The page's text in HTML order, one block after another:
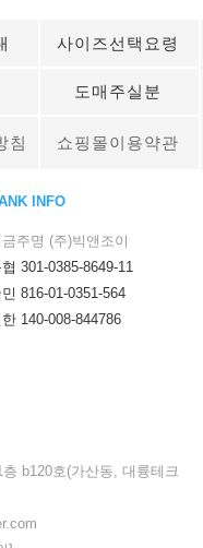
사이즈선택요령
도매주실분
침 쇼핑몰이용약관
INFO
금주명 (주)빅앤조이
협 301-0385-8649-11
민 816-01-0351-564
한 140-008-844786
b120호(가산동, 대륭테크